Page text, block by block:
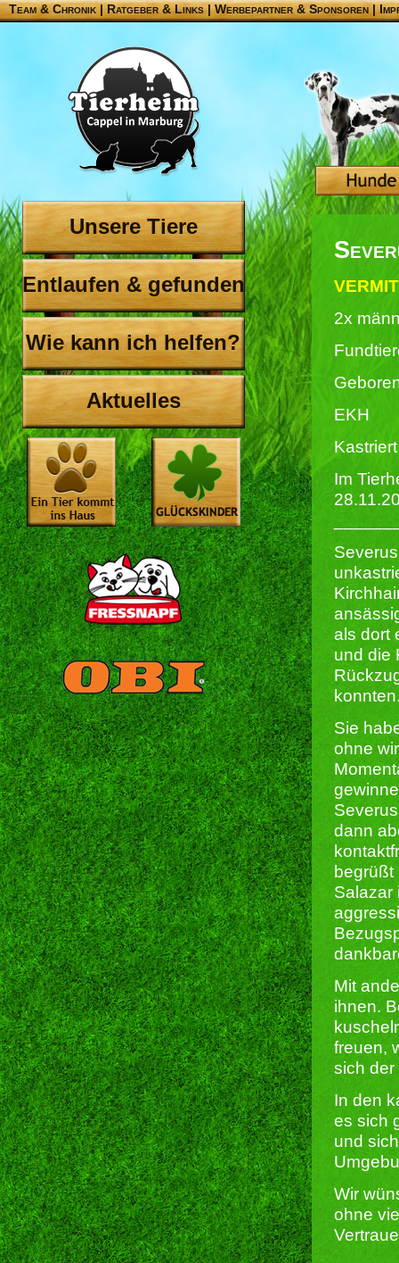
Team & Chronik |Ratgeber & Links|Werbepartner & Sponsoren|
Unsere Tiere
Entlaufen & gefunden
Wie kann ich helfen?
Aktuelles
2x
EKH
Im
als dort
und die
Sie
ohne
dann
begrüßt
Salazar
Mit
ihnen.
freuen,
sich der
In den
es sich
und
Wir
ohne